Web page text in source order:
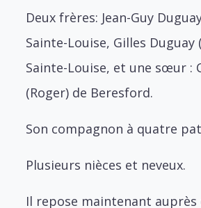
Deux frères: Jean-Guy
Sainte-Louise, Gilles Duguay
Sainte-Louise, et une sœur :
(Roger) de Beresford.
Son compagnon à quatre
Plusieurs nièces et neveux.
Il repose maintenant auprès